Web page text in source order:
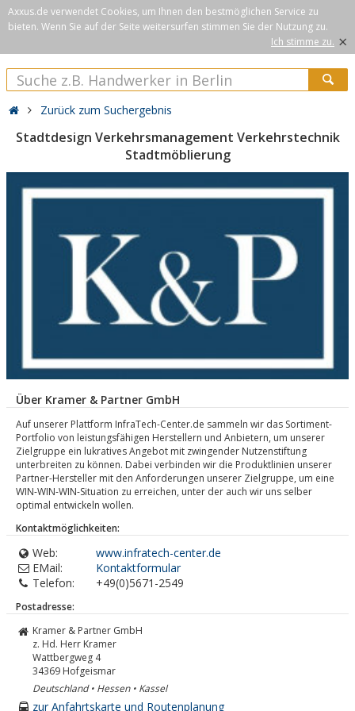
Axxus.de verwendet Cookies, um Ihnen den bestmöglichen Service zu
bieten. Wenn Sie auf der Seite weitersurfen stimmen Sie der Nutzung zu.
Ich stimme zu. ×
Zurück zum Suchergebnis
Stadtdesign Verkehrsmanagement Verkehrstechnik
Stadtmöblierung
Über Kramer & Partner GmbH
Auf unserer Plattform InfraTech-Center.de sammeln wir das Sortiment-
Portfolio von leistungsfähigen Herstellern und Anbietern, um unserer
Zielgruppe ein lukratives Angebot mit zwingender Nutzenstiftung
unterbreiten zu können. Dabei verbinden wir die Produktlinien unserer
Partner-Hersteller mit den Anforderungen unserer Zielgruppe, um eine
WIN-WIN-WIN-Situation zu erreichen, unter der auch wir uns selber
optimal entwickeln wollen.
Kontaktmöglichkeiten:
Web:
www.infratech-center.de
EMail:
Kontaktformular
Telefon:
+49(0)5671-2549
Postadresse:
Kramer & Partner GmbH
z. Hd. Herr Kramer
Wattbergweg 4
34369 Hofgeismar
Deutschland • Hessen • Kassel
zur Anfahrtskarte und Routenplanung